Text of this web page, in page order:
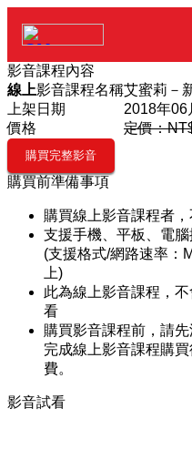
影音課程內容
線上影音課程名稱艾蜜莉－
上架日期
2018年06
價格
定價：
購買前準備事項
購買線上影音課程者
支援手機、平板、電
(支援格式/網路速率：
上)
此為線上影音課程，
看
購買影音課程前，請
完成線上影音課程購
費。
影音試看